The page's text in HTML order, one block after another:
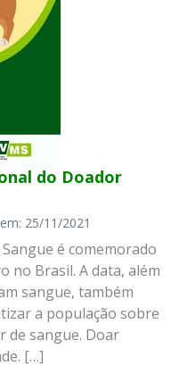
do Doador
25/11/2021
é comemorado
no Brasil. A data, além
sangue, também
a população sobre
de sangue. Doar
[…]